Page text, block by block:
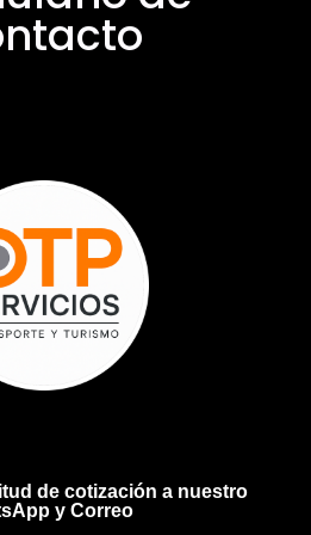
de cotización a nuestro
y Correo